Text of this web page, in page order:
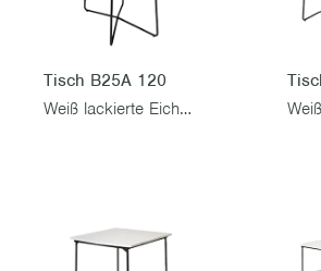
Tisch B25A 120
Weiß lackierte Eiche mit schwarzem Gestell